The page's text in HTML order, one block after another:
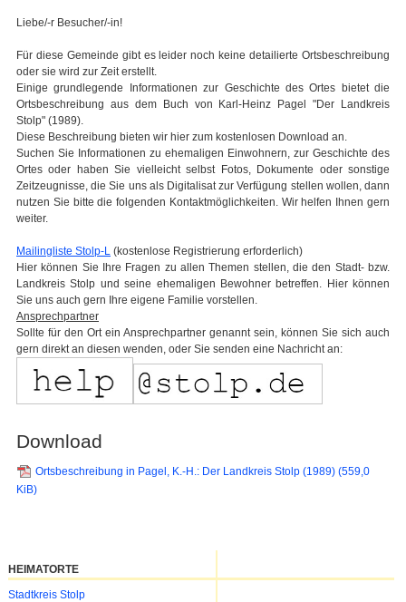
Liebe/-r Besucher/-in!
Für diese Gemeinde gibt es leider noch keine detailierte Ortsbeschreibung
oder sie wird zur Zeit erstellt.
Einige grundlegende Informationen zur Geschichte des Ortes bietet die
Ortsbeschreibung aus dem Buch von Karl-Heinz Pagel "Der Landkreis
Stolp" (1989).
Diese Beschreibung bieten wir hier zum kostenlosen Download an.
Suchen Sie Informationen zu ehemaligen Einwohnern, zur Geschichte des
Ortes oder haben Sie vielleicht selbst Fotos, Dokumente oder sonstige
Zeitzeugnisse, die Sie uns als Digitalisat zur Verfügung stellen wollen, dann
nutzen Sie bitte die folgenden Kontaktmöglichkeiten. Wir helfen Ihnen gern
weiter.
Mailingliste Stolp-L (kostenlose Registrierung erforderlich)
Hier können Sie Ihre Fragen zu allen Themen stellen, die den Stadt- bzw.
Landkreis Stolp und seine ehemaligen Bewohner betreffen. Hier können
Sie uns auch gern Ihre eigene Familie vorstellen.
Ansprechpartner
Sollte für den Ort ein Ansprechpartner genannt sein, können Sie sich auch
gern direkt an diesen wenden, oder Sie senden eine Nachricht an:
Download
Ortsbeschreibung in Pagel, K.-H.: Der Landkreis Stolp (1989) (559,0
KiB)
HEIMATORTE
Navigation
Stadtkreis Stolp